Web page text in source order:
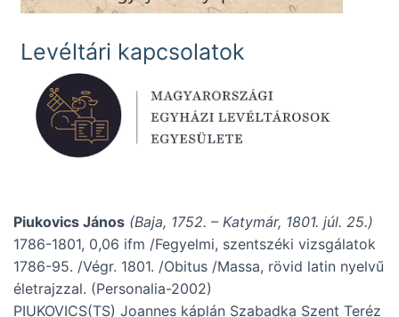
Levéltári kapcsolatok
Piukovics János (Baja, 1752. – Katymár, 1801. júl. 25.)
1786-1801, 0,06 ifm /Fegyelmi, szentszéki vizsgálatok
1786-95. /Végr. 1801. /Obitus /Massa, rövid latin nyelvű
életrajzzal. (Personalia-2002)
PIUKOVICS(TS) Joannes káplán Szabadka Szent Teréz